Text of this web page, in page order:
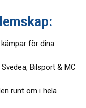
för dina
Bilsport & MC
runt om i hela